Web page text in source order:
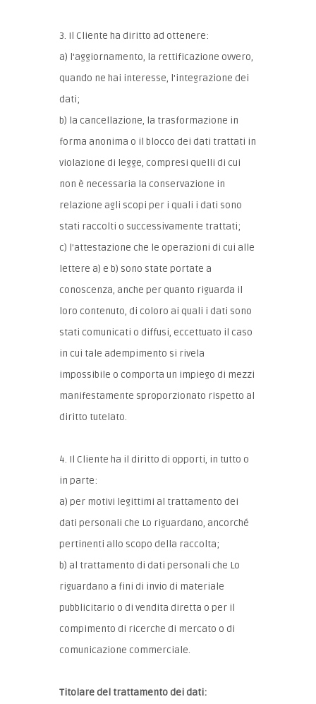
3. Il Cliente ha diritto ad ottenere:
a) l'aggiornamento, la rettificazione ovvero,
quando ne hai interesse, l'integrazione dei
dati;
b) la cancellazione, la trasformazione in
forma anonima o il blocco dei dati trattati in
violazione di legge, compresi quelli di cui
non è necessaria la conservazione in
relazione agli scopi per i quali i dati sono
stati raccolti o successivamente trattati;
c) l'attestazione che le operazioni di cui alle
lettere a) e b) sono state portate a
conoscenza, anche per quanto riguarda il
loro contenuto, di coloro ai quali i dati sono
stati comunicati o diffusi, eccettuato il caso
in cui tale adempimento si rivela
impossibile o comporta un impiego di mezzi
manifestamente sproporzionato rispetto al
diritto tutelato.
4. Il Cliente ha il diritto di opporti, in tutto o
in parte:
a) per motivi legittimi al trattamento dei
dati personali che Lo riguardano, ancorché
pertinenti allo scopo della raccolta;
b) al trattamento di dati personali che Lo
riguardano a fini di invio di materiale
pubblicitario o di vendita diretta o per il
compimento di ricerche di mercato o di
comunicazione commerciale.
Titolare del trattamento dei dati: